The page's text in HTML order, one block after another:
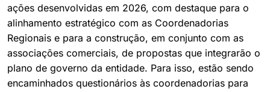
ações desenvolvidas em 2026, com destaque para o
alinhamento estratégico com as Coordenadorias
Regionais e para a construção, em conjunto com as
associações comerciais, de propostas que integrarão o
plano de governo da entidade. Para isso, estão sendo
encaminhados questionários às coordenadorias para